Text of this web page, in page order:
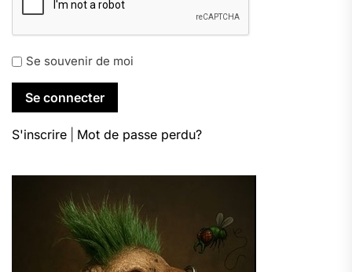
Se souvenir de moi
S'inscrire Mot de passe perdu?